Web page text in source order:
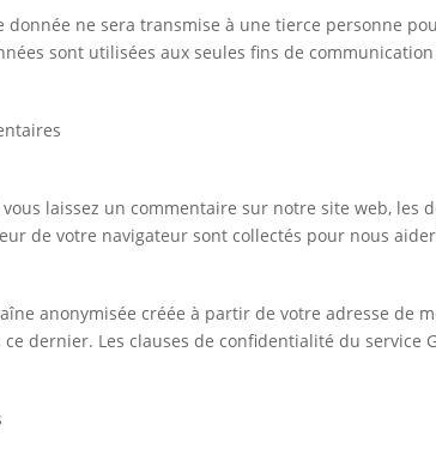
donnée ne sera transmise à une tierce personne
sont utilisées aux seules fins de
laissez un commentaire sur notre site web, les
de votre navigateur sont collectés pour nous
anonymisée créée à partir de votre adresse de
ce dernier. Les clauses de confidentialité du